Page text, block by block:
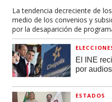
La tendencia decreciente de
medio de los convenios y
por la desaparición de
El INE
por
ESTADOS